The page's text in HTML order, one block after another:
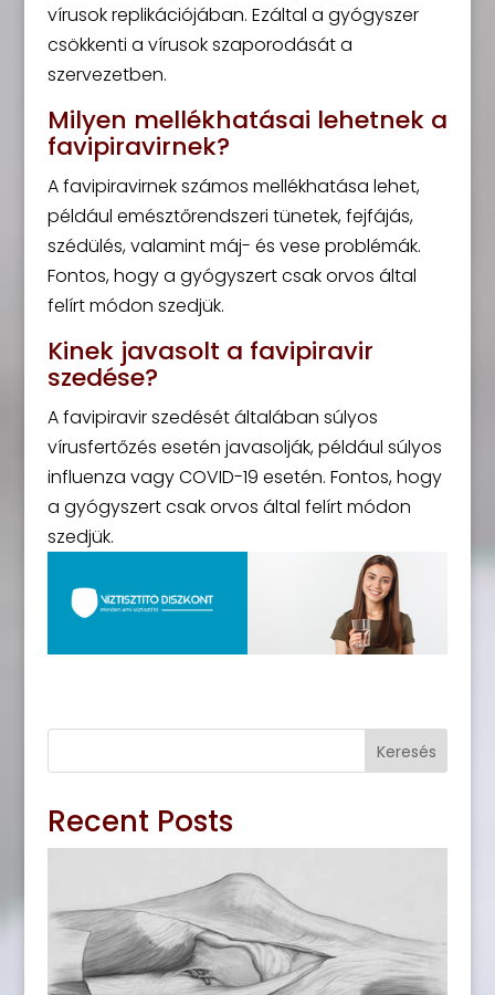
vírusok replikációjában. Ezáltal a gyógyszer
csökkenti a vírusok szaporodását a
szervezetben.
Milyen mellékhatásai lehetnek a
favipiravirnek?
A favipiravirnek számos mellékhatása lehet,
például emésztőrendszeri tünetek, fejfájás,
szédülés, valamint máj- és vese problémák.
Fontos, hogy a gyógyszert csak orvos által
felírt módon szedjük.
Kinek javasolt a favipiravir
szedése?
A favipiravir szedését általában súlyos
vírusfertőzés esetén javasolják, például súlyos
influenza vagy COVID-19 esetén. Fontos, hogy
a gyógyszert csak orvos által felírt módon
szedjük.
Keresés
Recent Posts